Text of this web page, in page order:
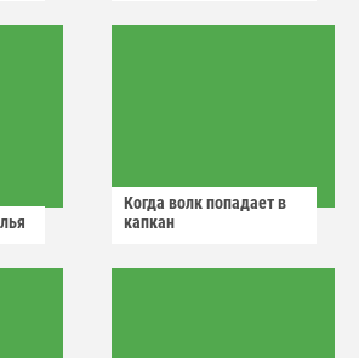
Когда волк попадает в
капкан